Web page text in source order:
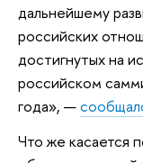
дальнейшему
российских
достигнутых на
российском
года», —
Что же касается